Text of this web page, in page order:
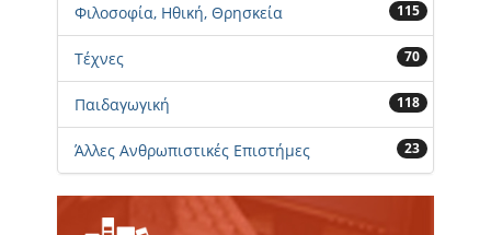
Φιλοσοφία, Ηθική, Θρησκεία 115
Τέχνες 70
Παιδαγωγική 118
Άλλες Ανθρωπιστικές Επιστήμες 23